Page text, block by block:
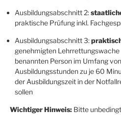
Ausbildungsabschnitt 2:
praktische Prüfung inkl.
Ausbildungsabschnitt 3:
genehmigten
benannten Person im Umfang
Ausbildungsstunden zu je 60
der Ausbildungszeit in der
sollen
Wichtiger Hinweis: Bitte